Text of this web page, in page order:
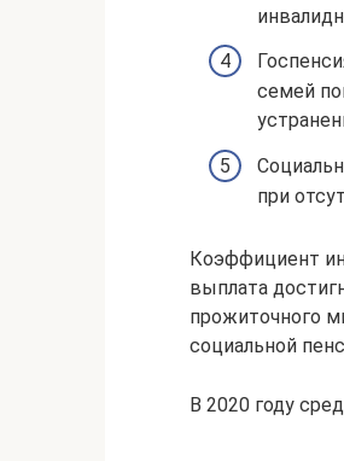
семей
при
Коэффициент
выплата
прожиточного
социальной
В 2020 году